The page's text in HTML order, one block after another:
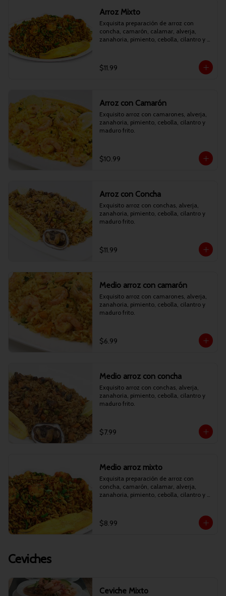
Arroz Mixto
Exquisita preparación de arroz con
concha, camarón, calamar, alverja,
zanahoria, pimiento, cebolla, cilantro y
$11.99
Arroz con Camarón
Exquisito arroz con camarones, alverja,
zanahoria, pimiento, cebolla, cilantro y
maduro frito.
$10.99
Arroz con Concha
Exquisito arroz con conchas, alverja,
zanahoria, pimiento, cebolla, cilantro y
maduro frito.
$11.99
Medio arroz con camarón
Exquisito arroz con camarones, alverja,
zanahoria, pimiento, cebolla, cilantro y
maduro frito.
$6.99
Medio arroz con concha
Exquisito arroz con conchas, alverja,
zanahoria, pimiento, cebolla, cilantro y
maduro frito.
$7.99
Medio arroz mixto
Exquisita preparación de arroz con
concha, camarón, calamar, alverja,
zanahoria, pimiento, cebolla, cilantro y
$8.99
Ceviches
Ceviche Mixto